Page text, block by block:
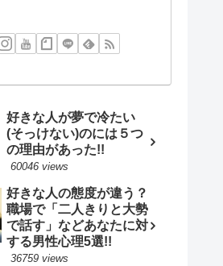
好きな人が夢で冷たい
(そっけない)のには５つ
の理由があった!!
60046 views
好きな人の態度が違う？
職場で「二人きりと大勢
で話す」などあなたに対
する男性心理5選!!
36759 views